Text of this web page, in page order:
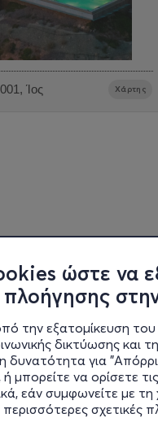
ώστε να
την εξατομίκευση
δικτύωσης και
η δυνατότητα για
μπορείτε να ορίσετε
εάν συμφωνείτε με
σχετικές
Ίος Χάρτης